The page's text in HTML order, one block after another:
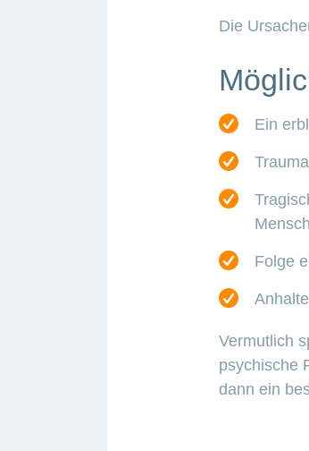
Die
Ein
Folge
Vermutlich
psychische
dann ein